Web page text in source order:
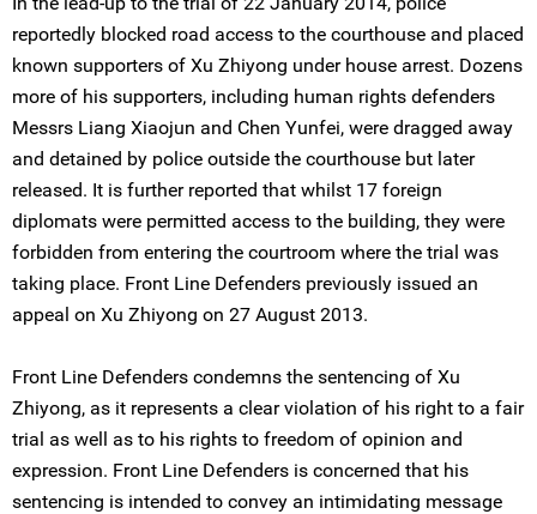
reportedly blocked road access to the courthouse and placed
known supporters of Xu Zhiyong under house arrest. Dozens
more of his supporters, including human rights defenders
Messrs Liang Xiaojun and Chen Yunfei, were dragged away
and detained by police outside the courthouse but later
released. It is further reported that whilst 17 foreign
diplomats were permitted access to the building, they were
forbidden from entering the courtroom where the trial was
taking place. Front Line Defenders previously issued an
appeal on Xu Zhiyong on 27 August 2013.
Front Line Defenders condemns the sentencing of Xu
Zhiyong, as it represents a clear violation of his right to a fair
trial as well as to his rights to freedom of opinion and
expression. Front Line Defenders is concerned that his
sentencing is intended to convey an intimidating message